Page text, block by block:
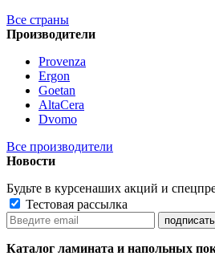
Все страны
Производители
Provenza
Ergon
Goetan
AltaСera
Dvomo
Все производители
Новости
Будьте в курсенаших акций и
Тестовая рассылка
Каталог ламината и напольных